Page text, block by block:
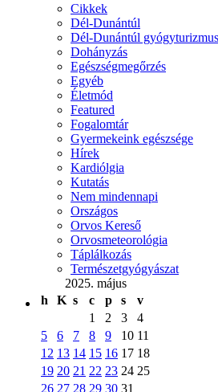
Cikkek
Dél-Dunántúl
Dél-Dunántúl
Dohányzás
Egészségmegőrzés
Egyéb
Életmód
Featured
Fogalomtár
Gyermekeink egészsége
Hírek
Kardiólgia
Kutatás
Nem mindennapi
Országos
Orvos Kereső
Orvosmeteorológia
Táplálkozás
Természetgyógyászat
2025. május
h
K s c p s
v
1
2 3
4
5
6 7 8 9 10 11
12 13 14 15 16 17 18
19 20 21 22 23 24 25
26 27 28 29 30 31